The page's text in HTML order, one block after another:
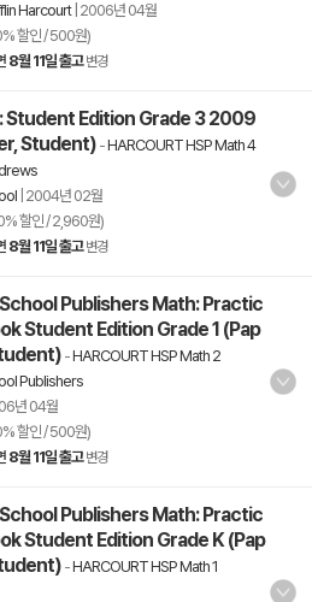
Harcourt| 2006년 04월
할인 / 500원)
8월 11일 출고 변경
Student Edition Grade 3 2009
Student) -HARCOURT HSP Math 4
2004년 02월
할인 / 2,960원)
8월 11일 출고 변경
Publishers Math: Practic
Student Edition Grade 1 (Pap
-HARCOURT HSP Math 2
Publishers
년 04월
할인 / 500원)
8월 11일 출고 변경
Publishers Math: Practic
Student Edition Grade K (Pap
-HARCOURT HSP Math 1